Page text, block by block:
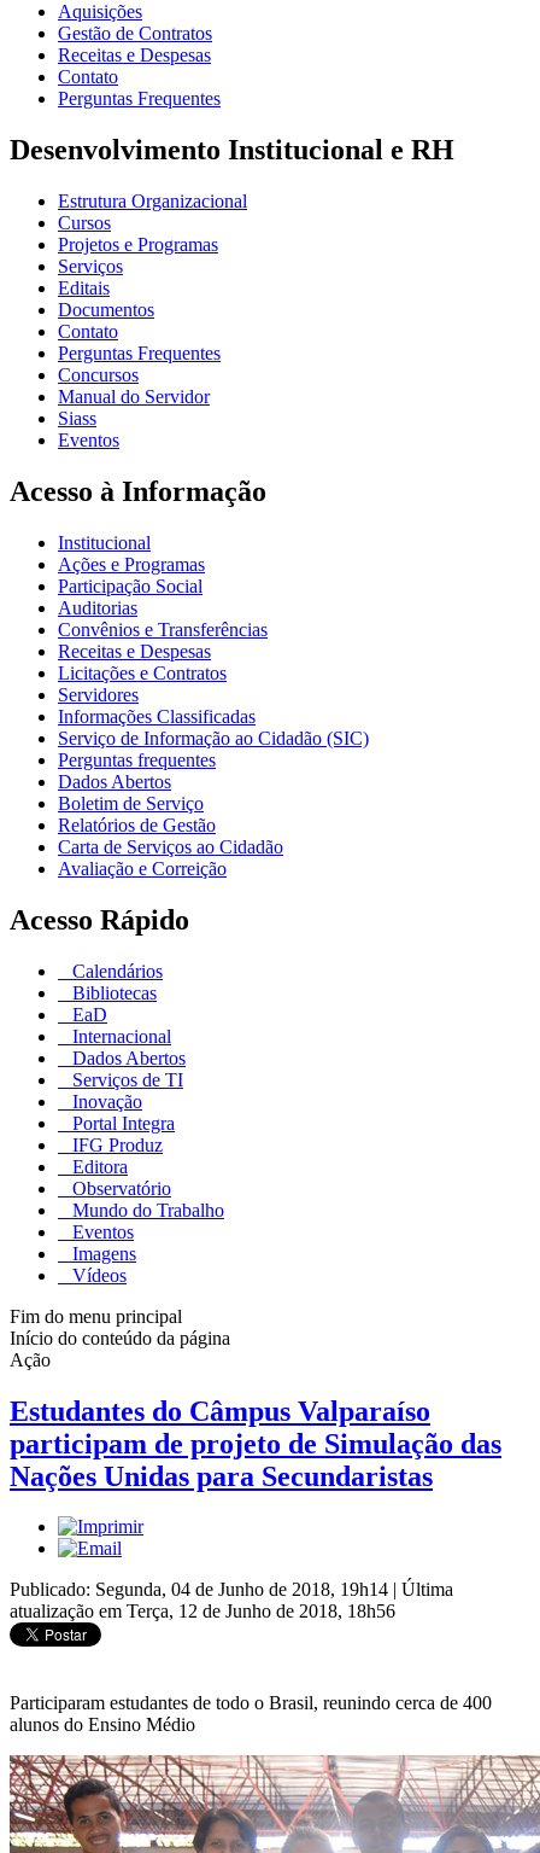
Aquisições
Gestão de Contratos
Receitas e Despesas
Contato
Perguntas Frequentes
Desenvolvimento Institucional e RH
Estrutura Organizacional
Cursos
Projetos e Programas
Serviços
Editais
Documentos
Contato
Perguntas Frequentes
Concursos
Manual do Servidor
Siass
Eventos
Acesso à Informação
Institucional
Ações e Programas
Participação Social
Auditorias
Convênios e Transferências
Receitas e Despesas
Licitações e Contratos
Servidores
Informações Classificadas
Serviço de Informação ao Cidadão (SIC)
Perguntas frequentes
Dados Abertos
Boletim de Serviço
Relatórios de Gestão
Carta de Serviços ao Cidadão
Avaliação e Correição
Acesso Rápido
Calendários
Bibliotecas
EaD
Internacional
Dados Abertos
Serviços de TI
Inovação
Portal Integra
IFG Produz
Editora
Observatório
Mundo do Trabalho
Eventos
Imagens
Vídeos
Fim do menu principal
Início do conteúdo da página
Ação
Estudantes do Câmpus Valparaíso
participam de projeto de Simulação das
Nações Unidas para Secundaristas
Publicado: Segunda, 04 de Junho de 2018, 19h14 | Última
atualização em Terça, 12 de Junho de 2018, 18h56
Participaram estudantes de todo o Brasil, reunindo cerca de 400
alunos do Ensino Médio